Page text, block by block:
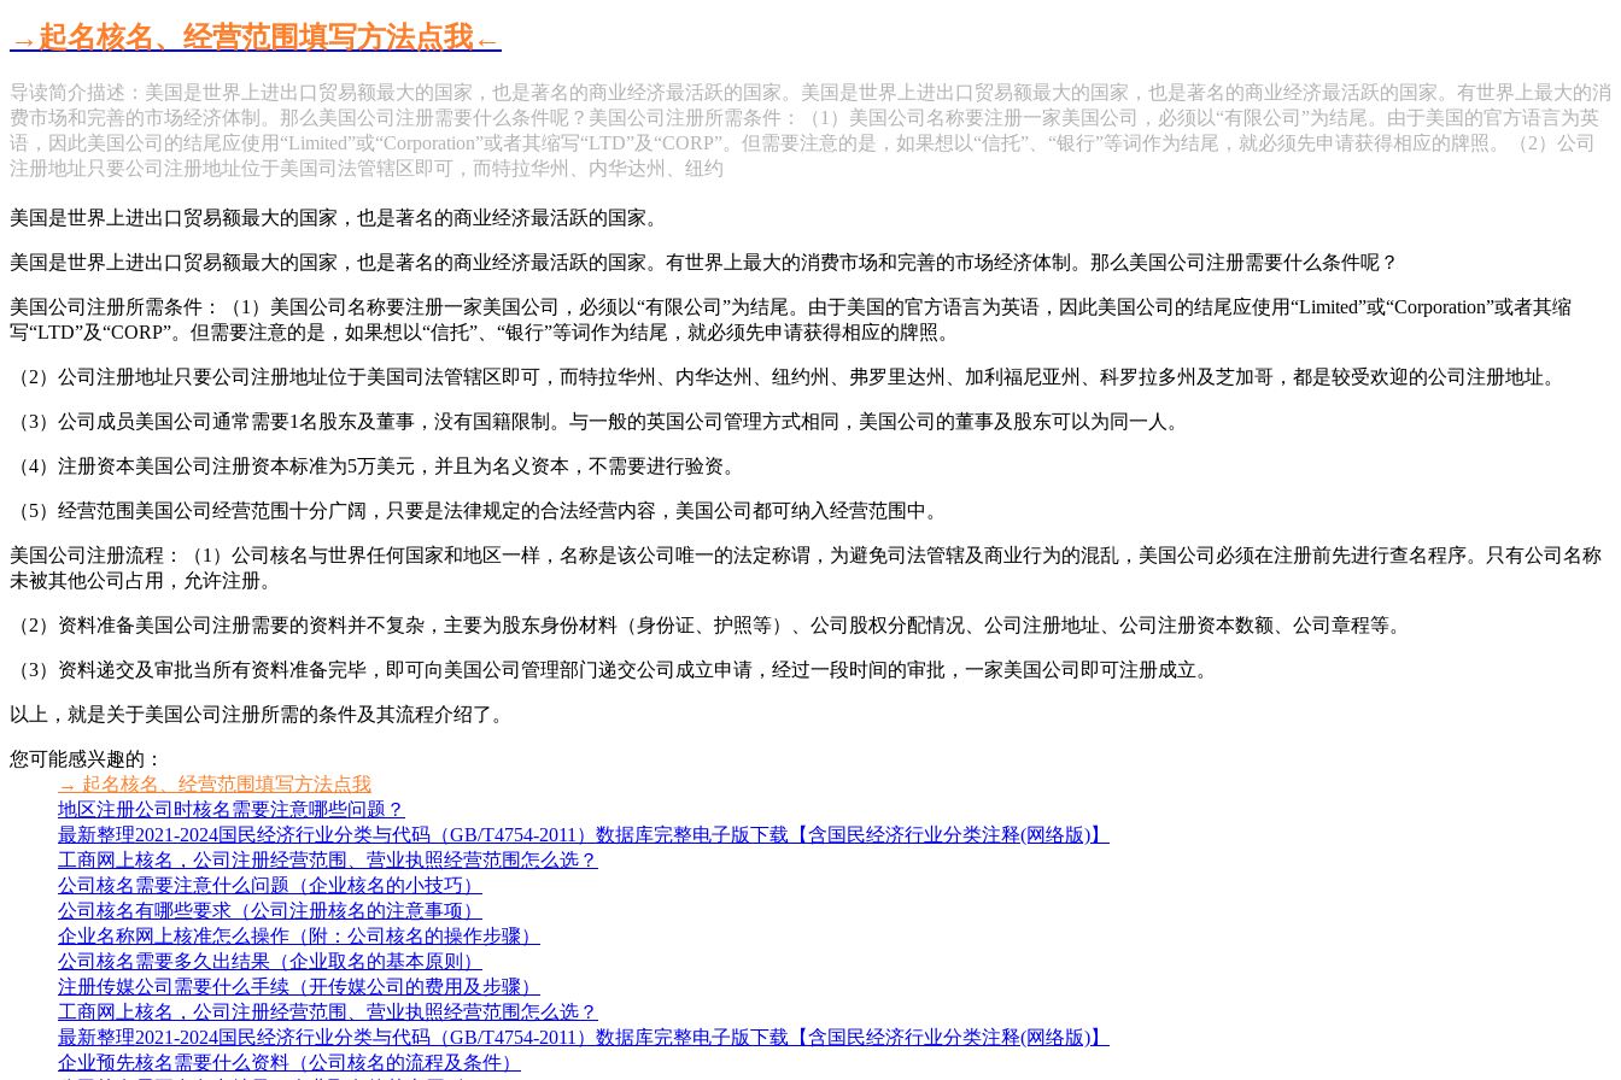
→起名核名、经营范围填写方法点我←
导读简介描述：美国是世界上进出口贸易额最大的国家，也是著名的商业经济最活跃的国家。美国是世界上进出口贸易额最大的国家，也是著名的商业经济最活跃的国家。有世界上最大的消
费市场和完善的市场经济体制。那么美国公司注册需要什么条件呢？美国公司注册所需条件：（1）美国公司名称要注册一家美国公司，必须以“有限公司”为结尾。由于美国的官方语言为英
语，因此美国公司的结尾应使用“Limited”或“Corporation”或者其缩写“LTD”及“CORP”。但需要注意的是，如果想以“信托”、“银行”等词作为结尾，就必须先申请获得相应的牌照。（2）公司
注册地址只要公司注册地址位于美国司法管辖区即可，而特拉华州、内华达州、纽约
美国是世界上进出口贸易额最大的国家，也是著名的商业经济最活跃的国家。
美国是世界上进出口贸易额最大的国家，也是著名的商业经济最活跃的国家。有世界上最大的消费市场和完善的市场经济体制。那么美国公司注册需要什么条件呢？
美国公司注册所需条件：（1）美国公司名称要注册一家美国公司，必须以“有限公司”为结尾。由于美国的官方语言为英语，因此美国公司的结尾应使用“Limited”或“Corporation”或者其缩
写“LTD”及“CORP”。但需要注意的是，如果想以“信托”、“银行”等词作为结尾，就必须先申请获得相应的牌照。
（2）公司注册地址只要公司注册地址位于美国司法管辖区即可，而特拉华州、内华达州、纽约州、弗罗里达州、加利福尼亚州、科罗拉多州及芝加哥，都是较受欢迎的公司注册地址。
（3）公司成员美国公司通常需要1名股东及董事，没有国籍限制。与一般的英国公司管理方式相同，美国公司的董事及股东可以为同一人。
（4）注册资本美国公司注册资本标准为5万美元，并且为名义资本，不需要进行验资。
（5）经营范围美国公司经营范围十分广阔，只要是法律规定的合法经营内容，美国公司都可纳入经营范围中。
美国公司注册流程：（1）公司核名与世界任何国家和地区一样，名称是该公司唯一的法定称谓，为避免司法管辖及商业行为的混乱，美国公司必须在注册前先进行查名程序。只有公司名称
未被其他公司占用，允许注册。
（2）资料准备美国公司注册需要的资料并不复杂，主要为股东身份材料（身份证、护照等）、公司股权分配情况、公司注册地址、公司注册资本数额、公司章程等。
（3）资料递交及审批当所有资料准备完毕，即可向美国公司管理部门递交公司成立申请，经过一段时间的审批，一家美国公司即可注册成立。
以上，就是关于美国公司注册所需的条件及其流程介绍了。
您可能感兴趣的：
→ 起名核名、经营范围填写方法点我
地区注册公司时核名需要注意哪些问题？
最新整理2021-2024国民经济行业分类与代码（GB/T4754-2011）数据库完整电子版下载【含国民经济行业分类注释(网络版)】
工商网上核名，公司注册经营范围、营业执照经营范围怎么选？
公司核名需要注意什么问题（企业核名的小技巧）
公司核名有哪些要求（公司注册核名的注意事项）
企业名称网上核准怎么操作（附：公司核名的操作步骤）
公司核名需要多久出结果（企业取名的基本原则）
注册传媒公司需要什么手续（开传媒公司的费用及步骤）
工商网上核名，公司注册经营范围、营业执照经营范围怎么选？
最新整理2021-2024国民经济行业分类与代码（GB/T4754-2011）数据库完整电子版下载【含国民经济行业分类注释(网络版)】
企业预先核名需要什么资料（公司核名的流程及条件）